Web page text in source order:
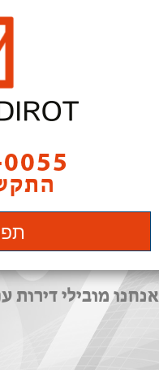
אנחנו מובילי דירות